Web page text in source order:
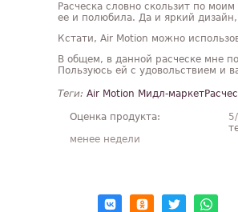
Расческа словно скользит по
ее и полюбила. Да и яркий дизайн,
Кстати, Air Motion можно
В общем, в данной расческе мне
Пользуюсь ей с удовольствием и
Теги: Air Motion Мидл-маркет
Оценка продукта: 5
менее недели